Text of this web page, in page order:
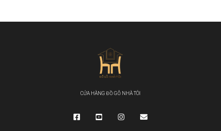
CỬA HÀNG ĐỒ GỖ NHÀ TÔI